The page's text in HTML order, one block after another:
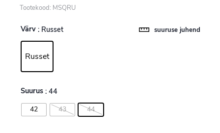
Tootekood: MSQRU
Värv : Russet
Russet
Suurus : 44
42 43 44
suuruse juhend